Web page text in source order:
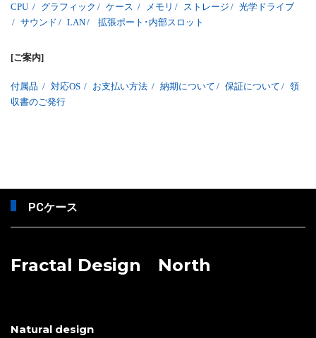
CPU / グラフィック / ケース / メモリ / ストレージ / 光学ドライブ
/ サウンド / LAN/ 拡張ポート･内部スロット
[ご案内]
付属品 / 対応OS / お支払い方法 / 納期について / 保証について / 領
収書のご発行
PCケース
Fractal Design North
Natural design